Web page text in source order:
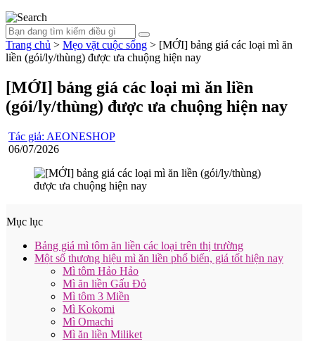
Trang chủ > Mẹo vặt cuộc sống > [MỚI] bảng giá các loại mì ăn
liền (gói/ly/thùng) được ưa chuộng hiện nay
[MỚI] bảng giá các loại mì ăn liền
(gói/ly/thùng) được ưa chuộng hiện nay
Tác giả: AEONESHOP
06/07/2026
Mục lục
Bảng giá mì tôm ăn liền các loại trên thị trường
Một số thương hiệu mì ăn liền phổ biến, giá tốt hiện nay
Mì tôm Hảo Hảo
Mì ăn liền Gấu Đỏ
Mì tôm 3 Miền
Mì Kokomi
Mì Omachi
Mì ăn liền Miliket